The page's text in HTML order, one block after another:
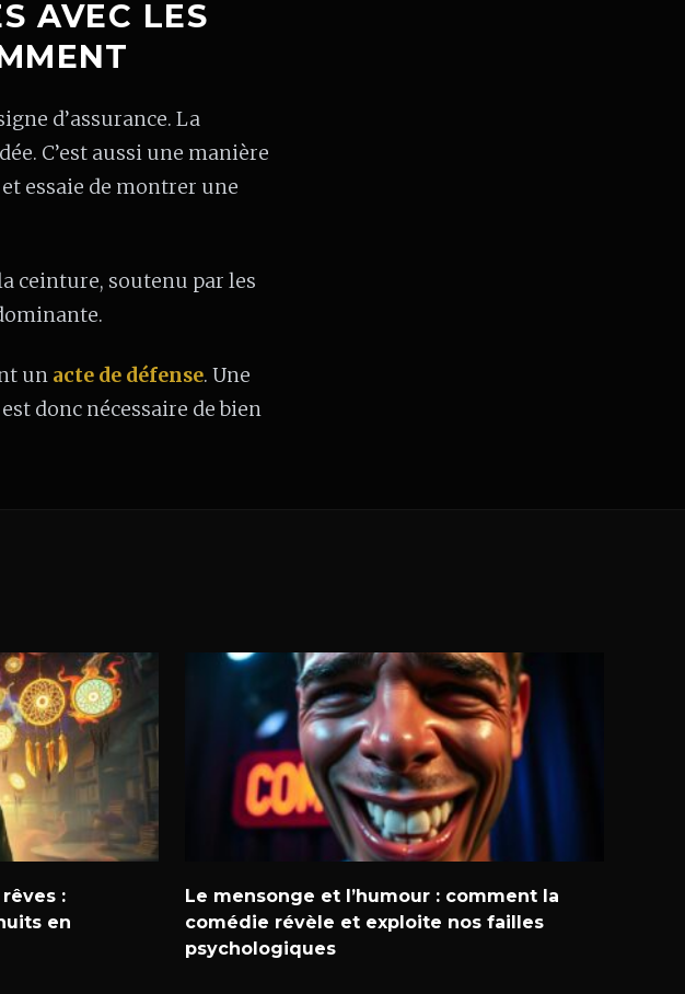
AVEC LES
d’assurance. La
C’est aussi une manière
essaie de montrer une
ceinture, soutenu par les
un acte de défense. Une
donc nécessaire de bien
rêves :
en
Le mensonge et l’humour : comment la
comédie révèle et exploite nos failles
psychologiques